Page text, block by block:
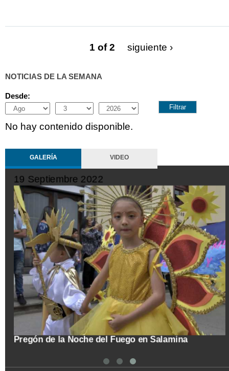
1 of 2 siguiente ›
NOTICIAS DE LA SEMANA
Desde:
Month
Day Year
No hay contenido disponible.
GALERÍA VIDEO
19 Septiembre 2022
Pregón de la Noche del Fuego en Salamina